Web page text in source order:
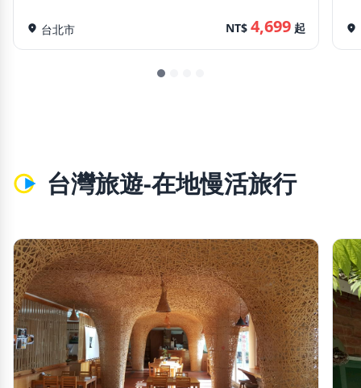
location_on 台北市 NT$ 4,699 起 location_on
台灣旅遊-在地慢活旅行